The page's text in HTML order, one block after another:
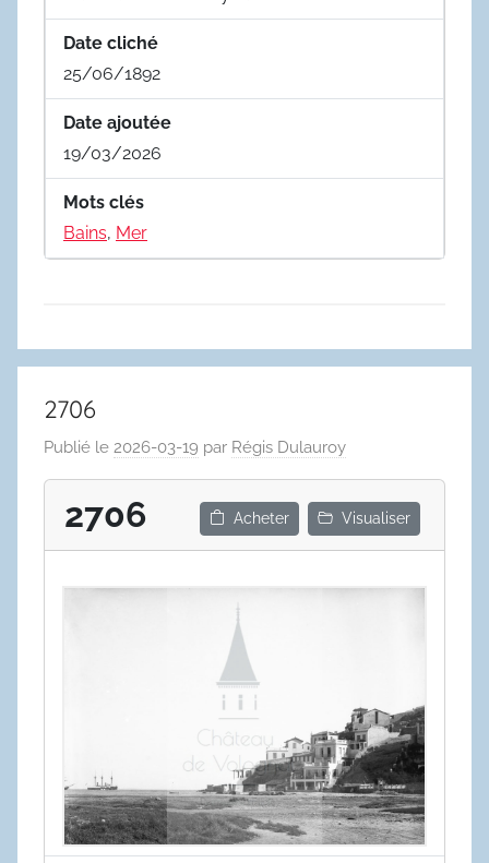
Date cliché
25/06/1892
Date ajoutée
19/03/2026
Mots clés
Bains, Mer
2706
Publié le 2026-03-19 par Régis Dulauroy
2706 Acheter Visualiser